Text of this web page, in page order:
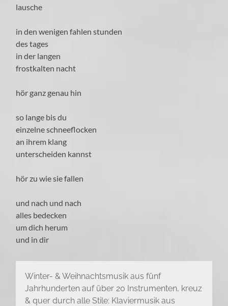
lausche
in den wenigen fahlen stunden
des tages
in der langen
frostkalten nacht
hör ganz genau hin
so lange bis du
einzelne schneeflocken
an ihrem klang
unterscheiden kannst
hör zu wie sie fallen
und nach und nach
alles bedecken
um dich herum
und in dir
Winter- & Weihnachtsmusik aus fünf
Jahrhunderten auf über 20 Instrumenten, kreuz
& quer durch alle Stile: Klaviermusik aus